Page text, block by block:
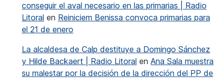
conseguir el aval necesario en las primarias | Radio
Litoral en Reiniciem Benissa convoca primarias para
el 21 de enero
La alcaldesa de Calp destituye a Domingo Sánchez
y Hilde Backaert | Radio Litoral en Ana Sala muestra
su malestar por la decisión de la dirección del PP de